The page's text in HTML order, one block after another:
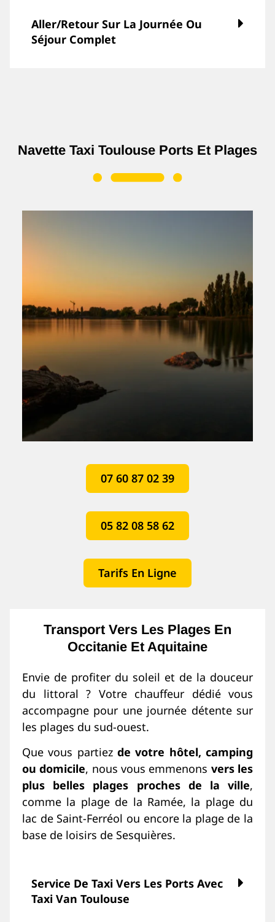
Aller/retour Sur La Journée Ou
Séjour Complet
Navette Taxi Toulouse Ports Et Plages
Transport Vers Les Plages En
Occitanie Et Aquitaine
Envie de profiter du soleil et de la douceur
du littoral ? Votre chauffeur dédié vous
accompagne pour une journée détente sur
les plages du sud-ouest.
Que vous partiez de votre hôtel, camping
ou domicile, nous vous emmenons vers les
plus belles plages proches de la ville,
comme la plage de la Ramée, la plage du
lac de Saint-Ferréol ou encore la plage de la
base de loisirs de Sesquières.
Service De Taxi Vers Les Ports Avec
Taxi Van Toulouse
07 60 87 02 39
05 82 08 58 62
Tarifs En Ligne